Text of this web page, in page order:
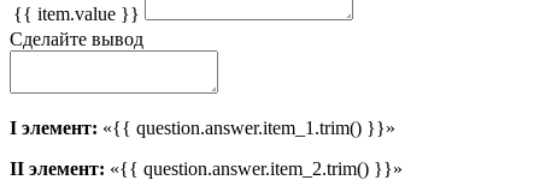
{{ item.value }}
Сделайте вывод
I элемент: «{{ question.answer.item_1.trim() }}»
II элемент: «{{ question.answer.item_2.trim() }}»